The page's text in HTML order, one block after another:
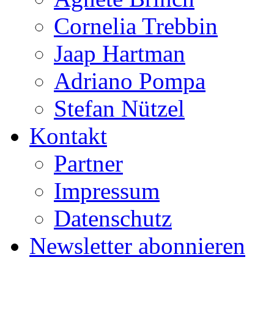
Cornelia Trebbin
Jaap Hartman
Adriano Pompa
Stefan Nützel
Kontakt
Partner
Impressum
Datenschutz
Newsletter abonnieren